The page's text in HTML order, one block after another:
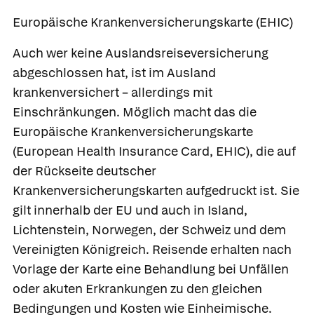
Europäische Krankenversicherungskarte (EHIC)
Auch wer keine Auslandsreiseversicherung
abgeschlossen hat, ist im Ausland
krankenversichert – allerdings mit
Einschränkungen. Möglich macht das die
Europäische Krankenversicherungskarte
(European Health Insurance Card, EHIC), die auf
der Rückseite deutscher
Krankenversicherungskarten aufgedruckt ist. Sie
gilt innerhalb der EU und auch in Island,
Lichtenstein, Norwegen, der Schweiz und dem
Vereinigten Königreich. Reisende erhalten nach
Vorlage der Karte eine Behandlung bei Unfällen
oder akuten Erkrankungen zu den gleichen
Bedingungen und Kosten wie Einheimische.